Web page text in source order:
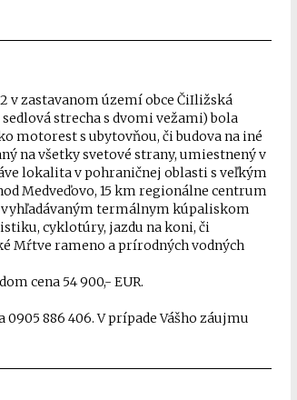
v zastavanom území obce ČiIližská
strecha s dvomi vežami) bola
motorest s ubytovňou, či budova na iné
na všetky svetové strany, umiestnený v
lokalita v pohraničnej oblasti s veľkým
Medveďovo, 15 km regionálne centrum
vyhľadávaným termálnym kúpaliskom
cyklotúry, jazdu na koni, či
Mŕtve rameno a prírodných vodných
cena 54 900,- EUR.
886 406. V prípade Vášho záujmu